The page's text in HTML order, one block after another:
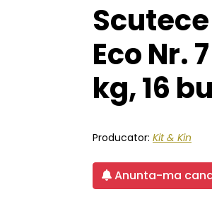
Eco Nr.
kg, 16
Producator: Kit & Kin
Anunta-ma